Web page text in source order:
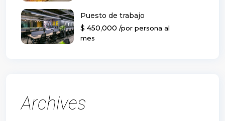
Puesto de trabajo
$ 450,000 /por persona al
mes
Archives